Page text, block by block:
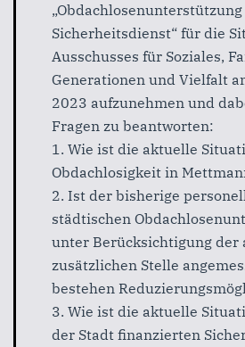
„Obdachlosenunterstützung
Sicherheitsdienst“ für die
Ausschusses für Soziales,
Generationen und Vielfalt
2023 aufzunehmen und
Fragen zu beantworten:
1. Wie ist die aktuelle
Obdachlosigkeit in
2. Ist der bisherige
städtischen
unter Berücksichtigung der
zusätzlichen Stelle
bestehen
3. Wie ist die aktuelle
der Stadt finanzierten